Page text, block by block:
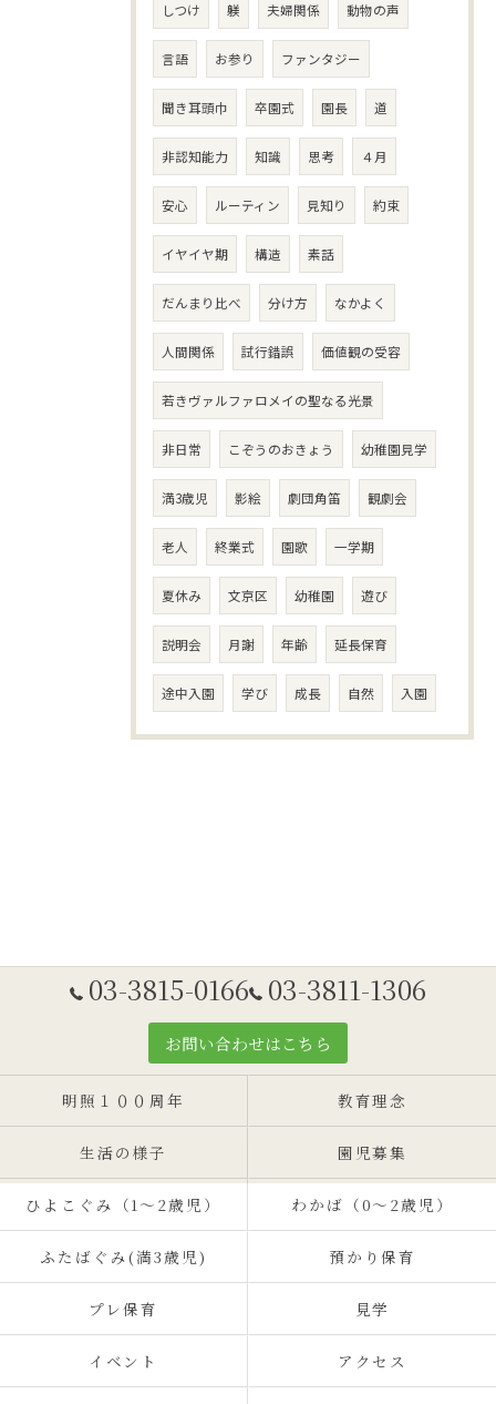
しつけ 躾 夫婦関係 動物の声
言語 お参り ファンタジー
聞き耳頭巾 卒園式 園長 道
非認知能力 知識 思考 ４月
安心 ルーティン 見知り 約束
イヤイヤ期 構造 素話
だんまり比べ 分け方 なかよく
人間関係 試行錯誤 価値観の受容
若きヴァルファロメイの聖なる光景
非日常 こぞうのおきょう 幼稚園見学
満3歳児 影絵 劇団角笛 観劇会
老人 終業式 園歌 一学期
夏休み 文京区 幼稚園 遊び
説明会 月謝 年齢 延長保育
途中入園 学び 成長 自然 入園
03-3815-0166 03-3811-1306
お問い合わせはこちら
明照１００周年 教育理念
生活の様子 園児募集
ひよこぐみ（1〜2歳児） わかば（0～2歳児）
ふたばぐみ(満3歳児) 預かり保育
プレ保育 見学
イベント アクセス